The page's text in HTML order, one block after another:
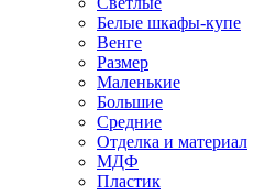
Белые шкафы-купе
Венге
Размер
Маленькие
Большие
Средние
Отделка и материал
МДФ
Пластик